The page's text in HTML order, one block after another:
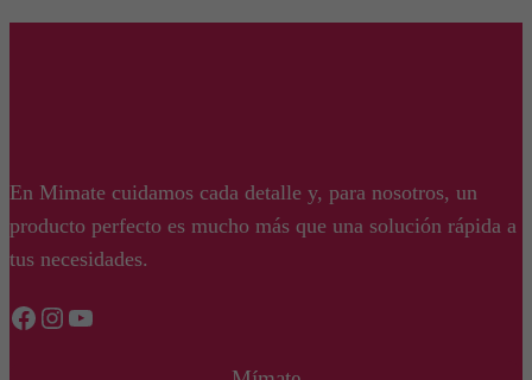
En Mimate cuidamos cada detalle y, para nosotros, un
producto perfecto es mucho más que una solución rápida a
tus necesidades.
Facebook
Instagram
YouTube